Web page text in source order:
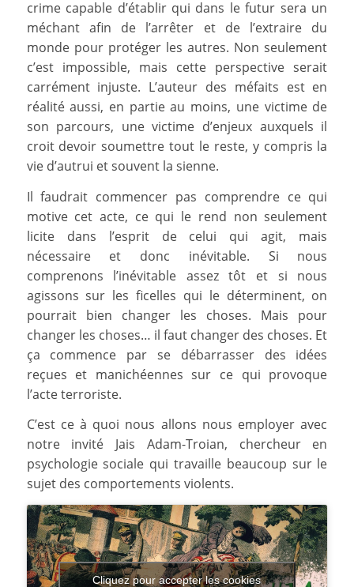
crime capable d’établir qui dans le futur sera un
méchant afin de l’arrêter et de l’extraire du
monde pour protéger les autres. Non seulement
c’est impossible, mais cette perspective serait
carrément injuste. L’auteur des méfaits est en
réalité aussi, en partie au moins, une victime de
son parcours, une victime d’enjeux auxquels il
croit devoir soumettre tout le reste, y compris la
vie d’autrui et souvent la sienne.
Il faudrait commencer pas comprendre ce qui
motive cet acte, ce qui le rend non seulement
licite dans l’esprit de celui qui agit, mais
nécessaire et donc inévitable. Si nous
comprenons l’inévitable assez tôt et si nous
agissons sur les ficelles qui le déterminent, on
pourrait bien changer les choses. Mais pour
changer les choses… il faut changer des choses. Et
ça commence par se débarrasser des idées
reçues et manichéennes sur ce qui provoque
l’acte terroriste.
C’est ce à quoi nous allons nous employer avec
notre invité Jais Adam-Troian, chercheur en
psychologie sociale qui travaille beaucoup sur le
sujet des comportements violents.
Cliquez pour accepter les cookies